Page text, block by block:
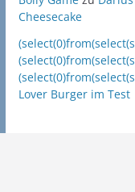
Cheesecake
Lover Burger im Test